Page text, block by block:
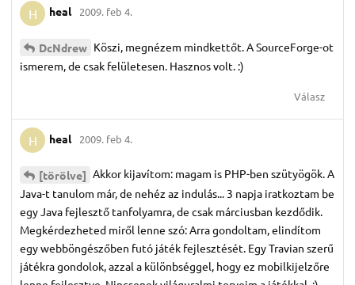
H heal 2009. feb 4.
DcNdrew Köszi, megnézem mindkettőt. A SourceForge-ot
ismerem, de csak felületesen. Hasznos volt. :)
Válasz
H heal 2009. feb 4.
[törölve] Akkor kijavítom: magam is PHP-ben szütyögök. A
Java-t tanulom már, de nehéz az indulás... 3 napja iratkoztam be
egy Java fejlesztő tanfolyamra, de csak márciusban kezdődik.
Megkérdezheted miről lenne szó: Arra gondoltam, elindítom
egy webböngészőben futó játék fejlesztését. Egy Travian szerű
játékra gondolok, azzal a különbséggel, hogy ez mobilkijelzőre